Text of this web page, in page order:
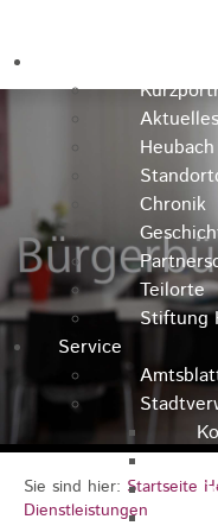
Aktuelles
Chronik
Teilorte
Stiftung
Service
Sie sind hier: Startseite
Dienstleistungen